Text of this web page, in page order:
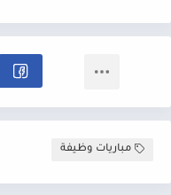
مباريات وظيفة